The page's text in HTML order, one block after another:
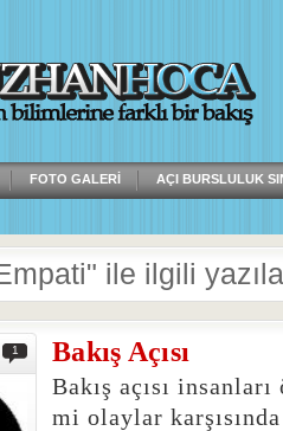
FOTO GALERI AÇI BURSLULUK
ile ilgili
1 Bakış Açısı
Bakış açısı
mi olaylar